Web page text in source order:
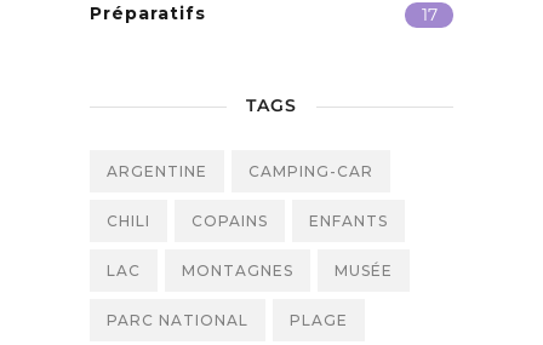
17
Préparatifs
TAGS
ARGENTINE CAMPING-CAR
CHILI COPAINS ENFANTS
LAC MONTAGNES MUSÉE
PARC NATIONAL PLAGE